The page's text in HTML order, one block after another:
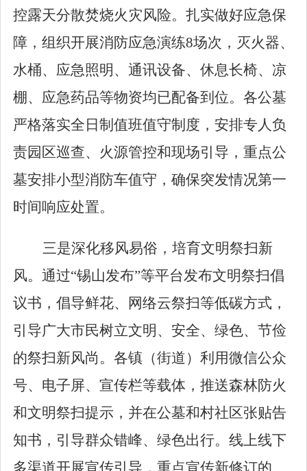
控露天分散焚烧火灾风险。扎实做好应急保
障，组织开展消防应急演练8场次，灭火器、
水桶、应急照明、通讯设备、休息长椅、凉
棚、应急药品等物资均已配备到位。各公墓
严格落实全日制值班值守制度，安排专人负
责园区巡查、火源管控和现场引导，重点公
墓安排小型消防车值守，确保突发情况第一
时间响应处置。
三是深化移风易俗，培育文明祭扫新
风。 通过“锡山发布”等平台发布文明祭扫倡
议书，倡导鲜花、网络云祭扫等低碳方式，
引导广大市民树立文明、安全、绿色、节俭
的祭扫新风尚。各镇（街道）利用微信公众
号、电子屏、宣传栏等载体，推送森林防火
和文明祭扫提示，并在公墓和村社区张贴告
知书，引导群众错峰、绿色出行。线上线下